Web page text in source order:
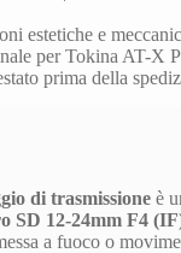
estetiche e
per Tokina AT-X
prima della
di trasmissione è
SD 12-24mm F4
a fuoco o